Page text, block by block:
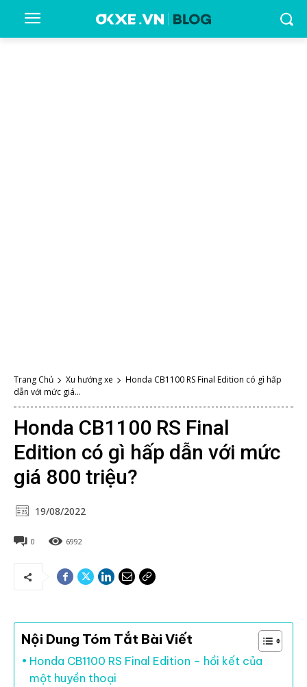
Trang Chủ Xu hướng xe
Honda CB1100 RS Final Edition có gì hấp
dẫn với mức giá...
Honda CB1100 RS Final
Edition có gì hấp dẫn với mức
giá 800 triệu?
19/08/2022
0 6992
Nội Dung Tóm Tắt Bài Viết
Honda CB1100 RS Final Edition – hồi kết của
một huyền thoại